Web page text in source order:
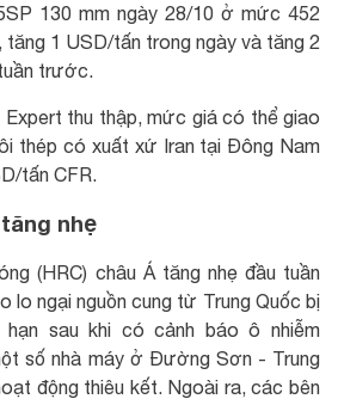
130 mm ngày 28/10 ở mức 452
tăng 1 USD/tấn trong ngày và tăng 2
trước.
thu thập, mức giá có thể giao
thép có xuất xứ Iran tại Đông Nam
tấn CFR.
nhẹ
(HRC) châu Á tăng nhẹ đầu tuần
lo ngại nguồn cung từ Trung Quốc bị
hạn sau khi có cảnh báo ô nhiễm
số nhà máy ở Đường Sơn - Trung
động thiêu kết. Ngoài ra, các bên